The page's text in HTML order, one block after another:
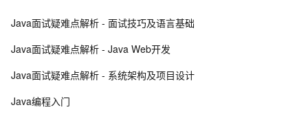
8 方块人 Java并发——volatile关键字
10java中两种添加监听器的策略
Java面试疑难点解析 - 面试技巧及语言基础
Java面试疑难点解析 - Java Web开发
Java面试疑难点解析 - 系统架构及项目设计
Java编程入门